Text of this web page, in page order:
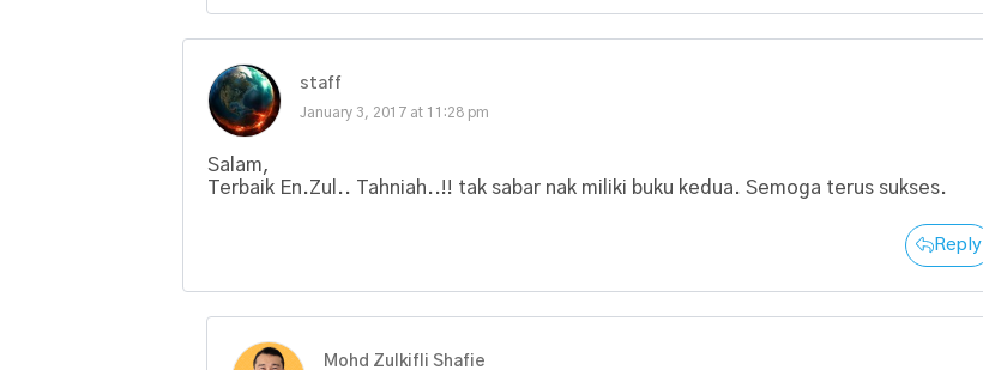
staff
January 3, 2017 at 11:28 pm
Salam,
Terbaik En.Zul.. Tahniah..!! tak sabar nak miliki buku kedua. Semoga terus sukses.
Reply
Mohd Zulkifli Shafie